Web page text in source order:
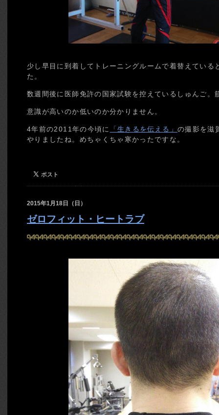
少し早目に到着してトレーニングルームで着替えている
た。
数週間後に医師免許の国家試験を控えているしゅんご。
意識が高いのか低いのか分かりません。
4年前の2011年の今頃に 「生きるを伝える」 の撮影を滋
やりましたね。めちゃくちゃ寒かったですな。
2015年1月18日（日）
ゼロフィット・ヒートラブ